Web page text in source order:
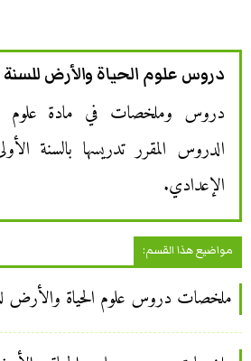
دروس علوم الحياة والأرض للسنة
دروس وملخصات في مادة علوم
الدروس المقرر تدريسها بالسنة
الإعدادي.
مواضيع هذا القسم:
ملخصات دروس علوم الحياة والأرض